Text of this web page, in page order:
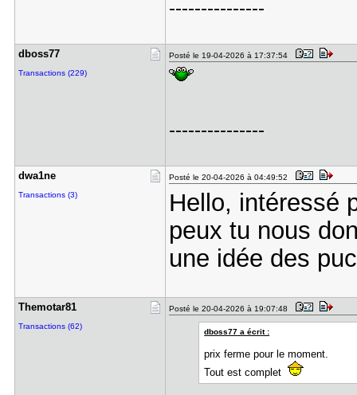
---------------
dboss77
Transactions (229)
Posté le 19-04-2026 à 17:37:54
---------------
dwa1ne
Transactions (3)
Posté le 20-04-2026 à 04:49:52
Hello, intéressé
peux tu nous
une idée des
Themotar81
Transactions (62)
Posté le 20-04-2026 à 19:07:48
dboss77 a écrit :
prix ferme pour le moment.
Tout est complet